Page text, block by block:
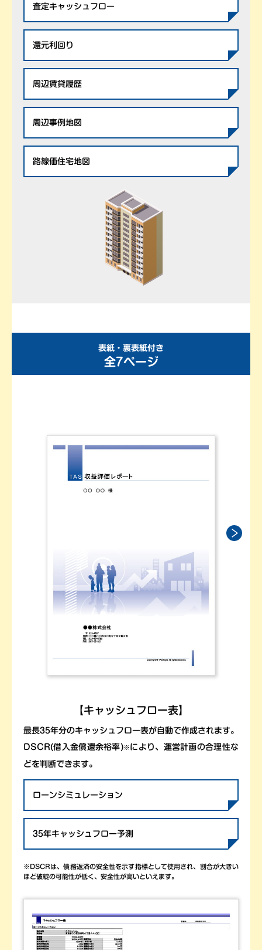
査定キャッシュフロー
還元利回り
周辺賃貸履歴
周辺事例地図
路線価住宅地図
表紙・裏表紙付き
全7ページ
【キャッシュフロー表】
最長35年分のキャッシュフロー表が自動で作成されます。
DSCR(借入金償還余裕率)※により、運営計画の合理性な
どを判断できます。
ローンシミュレーション
35年キャッシュフロー予測
※DSCRは、債務返済の安全性を示す指標として使用され、割合が大きい
ほど破綻の可能性が低く、安全性が高いといえます。